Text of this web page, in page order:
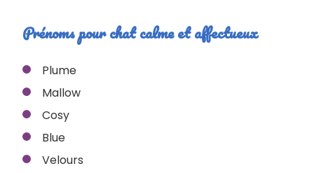
Prénoms pour chat calme et affectueux
Plume
Mallow
Cosy
Blue
Velours